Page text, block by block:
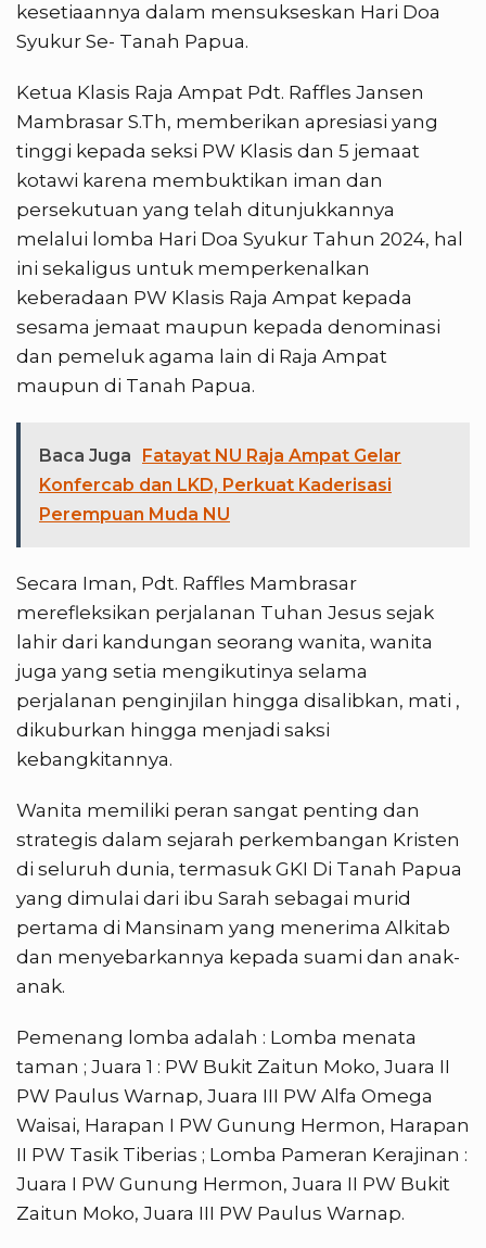
kesetiaannya dalam mensukseskan Hari Doa
Syukur Se- Tanah Papua.
Ketua Klasis Raja Ampat Pdt. Raffles Jansen
Mambrasar S.Th, memberikan apresiasi yang
tinggi kepada seksi PW Klasis dan 5 jemaat
kotawi karena membuktikan iman dan
persekutuan yang telah ditunjukkannya
melalui lomba Hari Doa Syukur Tahun 2024, hal
ini sekaligus untuk memperkenalkan
keberadaan PW Klasis Raja Ampat kepada
sesama jemaat maupun kepada denominasi
dan pemeluk agama lain di Raja Ampat
maupun di Tanah Papua.
Baca Juga
Fatayat NU Raja Ampat Gelar
Konfercab dan LKD, Perkuat Kaderisasi
Perempuan Muda NU
Secara Iman, Pdt. Raffles Mambrasar
merefleksikan perjalanan Tuhan Jesus sejak
lahir dari kandungan seorang wanita, wanita
juga yang setia mengikutinya selama
perjalanan penginjilan hingga disalibkan, mati ,
dikuburkan hingga menjadi saksi
kebangkitannya.
Wanita memiliki peran sangat penting dan
strategis dalam sejarah perkembangan Kristen
di seluruh dunia, termasuk GKI Di Tanah Papua
yang dimulai dari ibu Sarah sebagai murid
pertama di Mansinam yang menerima Alkitab
dan menyebarkannya kepada suami dan anak-
anak.
Pemenang lomba adalah : Lomba menata
taman ; Juara 1 : PW Bukit Zaitun Moko, Juara II
PW Paulus Warnap, Juara III PW Alfa Omega
Waisai, Harapan I PW Gunung Hermon, Harapan
II PW Tasik Tiberias ; Lomba Pameran Kerajinan :
Juara I PW Gunung Hermon, Juara II PW Bukit
Zaitun Moko, Juara III PW Paulus Warnap.